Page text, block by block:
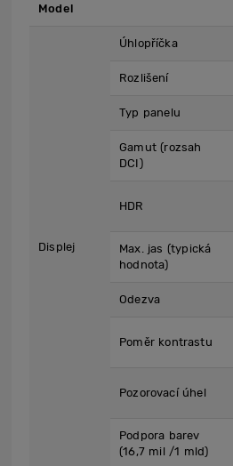
Model
Displej
Úhlopříčka
Rozlišení
Typ panelu
Gamut (rozsah
DCI)
HDR
Max. jas (typická
hodnota)
Odezva
Poměr kontrastu
Pozorovací úhel
Podpora barev
(16,7 mil /1 mld)